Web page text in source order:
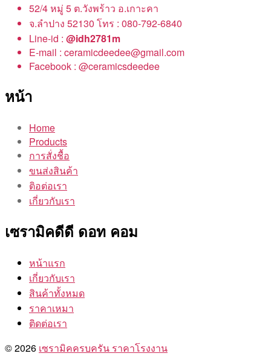
52/4 หมู่ 5 ต.วังพร้าว อ.เกาะคา
จ.ลำปาง 52130 โทร : 080-792-6840
Line-id : @idh2781m
E-mail : ceramicdeedee@gmail.com
Facebook : @ceramicsdeedee
หน้า
Home
Products
การสั่งชื้อ
ขนส่งสินค้า
ติอต่อเรา
เกี่ยวกับเรา
เซรามิคดีดี ดอท คอม
หน้าแรก
เกี่ยวกับเรา
สินค้าทั้งหมด
ราคาเหมา
ติดต่อเรา
© 2026 เซรามิคครบครัน ราคาโรงงาน